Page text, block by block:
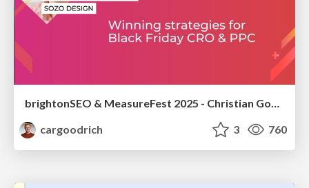
brightonSEO & MeasureFest 2025 - Christian Goodrich - Winning strategies for Black Friday CRO & PPC
cargoodrich
3 760